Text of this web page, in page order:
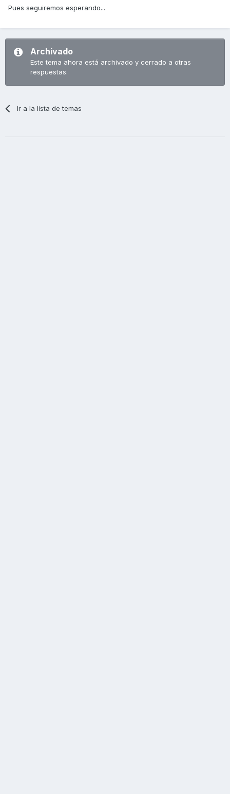
Pues seguiremos esperando...
Archivado
Este tema ahora está archivado y cerrado a otras
respuestas.
Ir a la lista de temas